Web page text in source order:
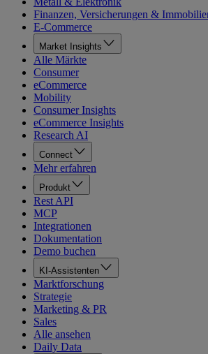
Finanzen, Versicherungen &
E-Commerce
Market Insights
Alle Märkte
Consumer
eCommerce
Mobility
Consumer Insights
eCommerce Insights
Research AI
Connect
Mehr erfahren
Produkt
Rest API
MCP
Integrationen
Dokumentation
Demo buchen
KI-Assistenten
Marktforschung
Strategie
Marketing & PR
Sales
Alle ansehen
Daily Data